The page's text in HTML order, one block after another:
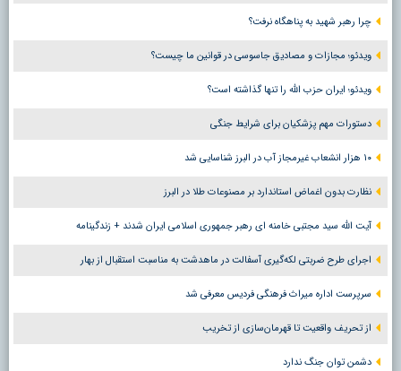
چرا رهبر شهید به پناهگاه نرفت؟
ویدئو؛ مجازات و مصادیق جاسوسی در قوانین ما چیست؟
ویدئو؛ ایران حزب الله را تنها گذاشته است؟
دستورات مهم پزشکیان برای شرایط جنگی
۱۰ هزار انشعاب غیرمجاز آب در البرز شناسایی شد
نظارت بدون اغماض استاندارد بر مصنوعات طلا در البرز
آیت الله سید مجتبی خامنه ای رهبر جمهوری اسلامی ایران شدند + زندگینامه
اجرای طرح ضربتی لکه‌گیری آسفالت در ماهدشت به مناسبت استقبال از بهار
سرپرست اداره میراث فرهنگی فردیس معرفی شد
از تحریف واقعیت تا قهرمان‌سازی از تخریب
دشمن توان جنگ ندارد